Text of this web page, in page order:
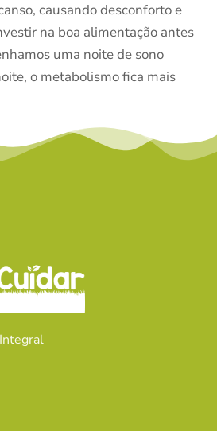
causando desconforto e
na boa alimentação antes
uma noite de sono
o metabolismo fica mais